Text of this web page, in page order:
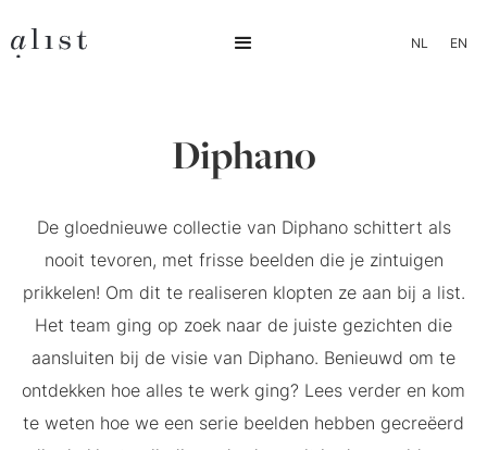
NL EN
Diphano
De gloednieuwe collectie van Diphano schittert als
nooit tevoren, met frisse beelden die je zintuigen
prikkelen! Om dit te realiseren klopten ze aan bij a list.
Het team ging op zoek naar de juiste gezichten die
aansluiten bij de visie van Diphano. Benieuwd om te
ontdekken hoe alles te werk ging? Lees verder en kom
te weten hoe we een serie beelden hebben gecreëerd